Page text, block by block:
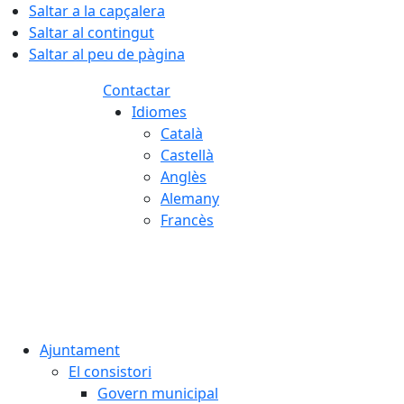
Saltar a la capçalera
Saltar al contingut
Saltar al peu de pàgina
Contactar
Idiomes
Català
Castellà
Anglès
Alemany
Francès
Ajuntament
El consistori
Govern municipal